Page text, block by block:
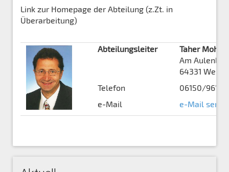
Link zur Homepage der Abteilung (z.Zt. in
Überarbeitung)
Abteilungsleiter
Telefon
e-Mail
Taher
Am
64331
06150/
e-Mail